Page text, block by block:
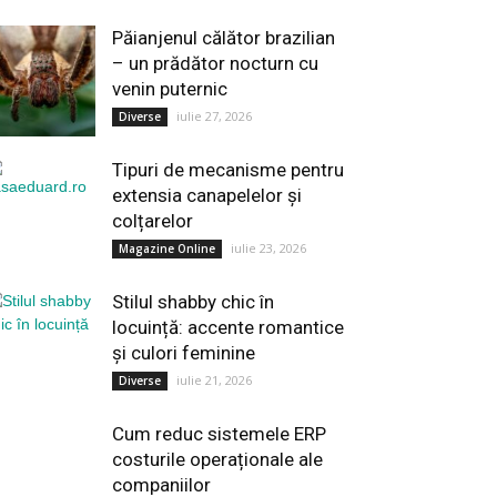
Păianjenul călător brazilian
– un prădător nocturn cu
venin puternic
Diverse iulie 27, 2026
Tipuri de mecanisme pentru
extensia canapelelor și
colțarelor
Magazine Online iulie 23, 2026
Stilul shabby chic în
locuință: accente romantice
și culori feminine
Diverse iulie 21, 2026
Cum reduc sistemele ERP
costurile operaționale ale
companiilor